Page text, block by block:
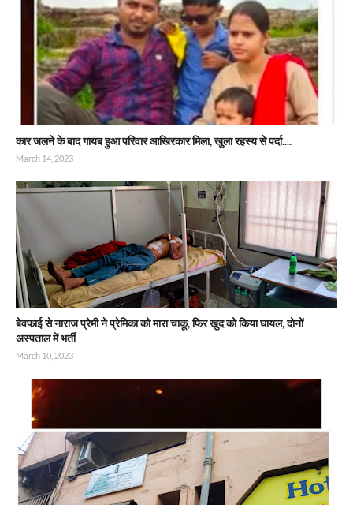
कार जलने के बाद गायब हुआ परिवार आखिरकार मिला, खुला रहस्य से पर्दा....
March 14, 2023
बेवफाई से नाराज प्रेमी ने प्रेमिका को मारा चाकू, फिर खुद को किया घायल, दोनों
अस्पताल में भर्ती
March 10, 2023